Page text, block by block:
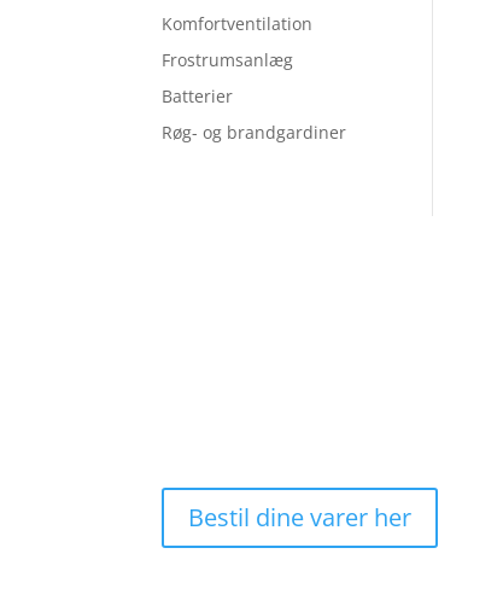
Komfortventilation
Frostrumsanlæg
Batterier
Røg- og brandgardiner
Bestil dine varer her